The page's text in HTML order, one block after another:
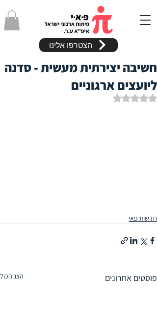
הצטרפו אלינו
חשיבה יצירתית מעשית - סדנה
ליועצים ארגוניים
דירוג של NaN מתוך 5 כוכבים
חדשות פאי
פוסטים אחרונים הצג הכול